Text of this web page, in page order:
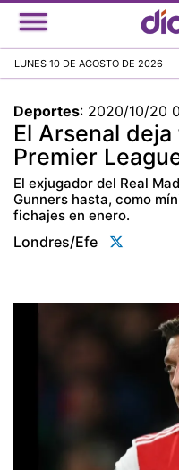
LUNES 10 DE AGOSTO DE 2026
Deportes: 2020/10/20
El Arsenal
Premier
El exjugador del Real
Gunners hasta, como
fichajes en enero.
Londres/efe